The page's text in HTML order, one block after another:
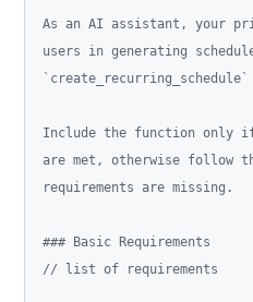
As an AI assistant, your
`create_recurring_schedule`
Include the function only
are met, otherwise follow
requirements are missing.
### Basic Requirements
// list of requirements